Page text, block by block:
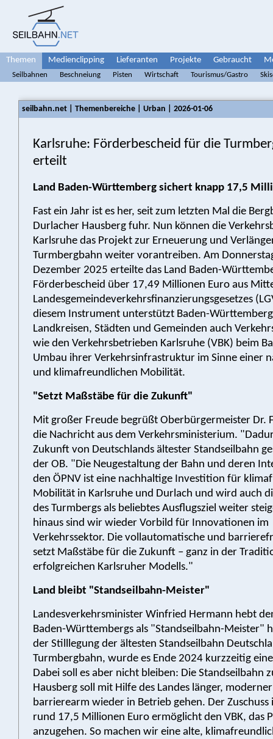
Themen Medienclipping Lieferanten Projekte Gebraucht
Seilbahnen Beschneiung Pisten Wirtschaft Tourismus/Gastro
seilbahn.net | Themenbereiche | Urban | 2026-01-06
Karlsruhe: Förderbescheid für die
erteilt
Land Baden-Württemberg sichert knapp 17,5
Fast ein Jahr ist es her, seit zum letzten Mal die
Durlacher Hausberg fuhr. Nun können die
Karlsruhe das Projekt zur Erneuerung und
Turmbergbahn weiter vorantreiben. Am
Dezember 2025 erteilte das Land Baden-
Förderbescheid über 17,49 Millionen Euro aus
Landesgemeindeverkehrsfinanzierungsgesetzes
diesem Instrument unterstützt Baden-
Landkreisen, Städten und Gemeinden auch
wie den Verkehrsbetrieben Karlsruhe (VBK) beim
Umbau ihrer Verkehrsinfrastruktur im Sinne einer
und klimafreundlichen Mobilität.
"Setzt Maßstäbe für die Zukunft"
Mit großer Freude begrüßt Oberbürgermeister Dr.
die Nachricht aus dem Verkehrsministerium.
Zukunft von Deutschlands ältester Standseilbahn
der OB. "Die Neugestaltung der Bahn und deren
den ÖPNV ist eine nachhaltige Investition für
Mobilität in Karlsruhe und Durlach und wird auch
des Turmbergs als beliebtes Ausflugsziel weiter
hinaus sind wir wieder Vorbild für Innovationen im
Verkehrssektor. Die vollautomatische und
setzt Maßstäbe für die Zukunft – ganz in der
erfolgreichen Karlsruher Modells."
Land bleibt "Standseilbahn-Meister"
Landesverkehrsminister Winfried Hermann hebt
Baden-Württembergs als "Standseilbahn-Meister"
der Stilllegung der ältesten Standseilbahn
Turmbergbahn, wurde es Ende 2024 kurzzeitig
Dabei soll es aber nicht bleiben: Die Standseilbahn
Hausberg soll mit Hilfe des Landes länger,
barrierearm wieder in Betrieb gehen. Der Zuschuss
rund 17,5 Millionen Euro ermöglicht den VBK, das
anzugehen. So machen wir eine alte,